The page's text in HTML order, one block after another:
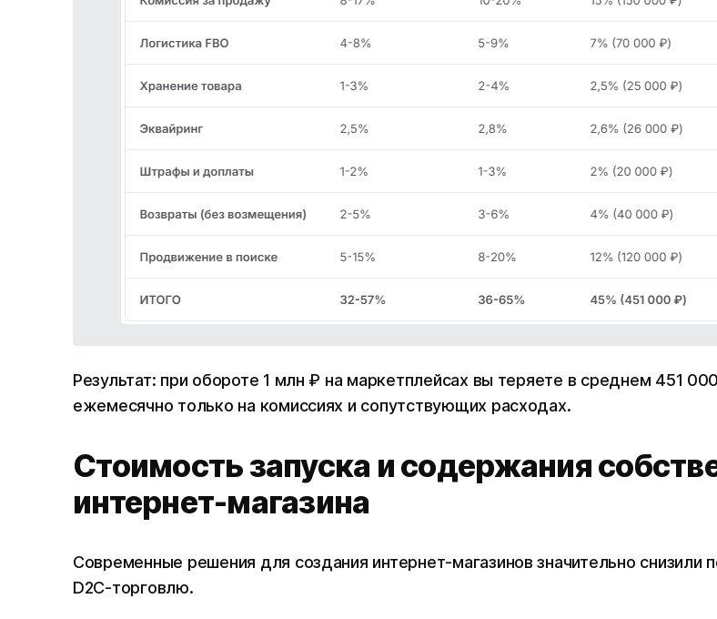
Результат: при обороте 1 млн ₽ на маркетплейсах вы теряете в среднем 451
ежемесячно только на комиссиях и сопутствующих расходах.
Стоимость запуска и содержания
интернет-магазина
Современные решения для создания интернет-магазинов значительно снизили
D2C-торговлю.